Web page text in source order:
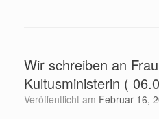
Wir schreiben an
Kultusministerin (
Veröffentlicht am Februar 16,